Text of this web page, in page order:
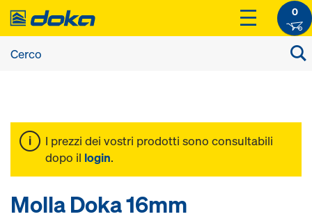
0
I prezzi dei vostri prodotti sono consultabili
dopo il login.
Molla Doka 16mm